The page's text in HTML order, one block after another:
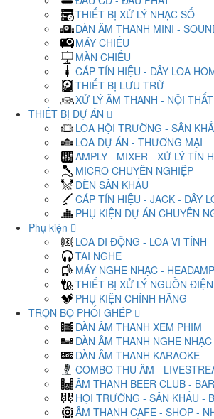
THIẾT BỊ XỬ LÝ NHẠC SỐ
DÀN ÂM THANH MINI -
MÁY CHIẾU
MÀN CHIẾU
CÁP TÍN HIỆU - DÂY LOA
THIẾT BỊ LƯU TRỮ
XỬ LÝ ÂM THANH - NỘI THẤT
THIẾT BỊ DỰ ÁN
LOA HỘI TRƯỜNG - SÂN
LOA DỰ ÁN - THƯƠNG MẠI
AMPLY - MIXER - XỬ LÝ TÍN
MICRO CHUYÊN NGHIỆP
ĐÈN SÂN KHẤU
CÁP TÍN HIỆU - JACK - DÂY
PHỤ KIỆN DỰ ÁN CHUYÊN
Phụ kiện
LOA DI ĐỘNG - LOA VI TÍNH
TAI NGHE
MÁY NGHE NHẠC - HEADAMP
THIẾT BỊ XỬ LÝ NGUỒN ĐIỆN
PHỤ KIỆN CHÍNH HÃNG
TRỌN BỘ PHỐI GHÉP
DÀN ÂM THANH XEM PHIM
DÀN ÂM THANH NGHE NHẠC
DÀN ÂM THANH KARAOKE
COMBO THU ÂM -
ÂM THANH BEER CLUB - BAR
HỘI TRƯỜNG - SÂN KHẤU -
ÂM THANH CAFE - SHOP -